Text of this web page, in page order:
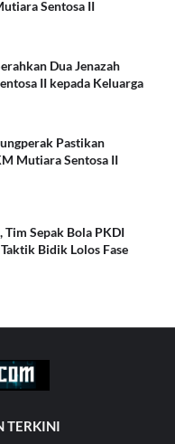
Sentosa II
Dua Jenazah
II kepada Keluarga
Pastikan
Mutiara Sentosa II
Tim Sepak Bola PKDI
Bidik Lolos Fase
TERKINI